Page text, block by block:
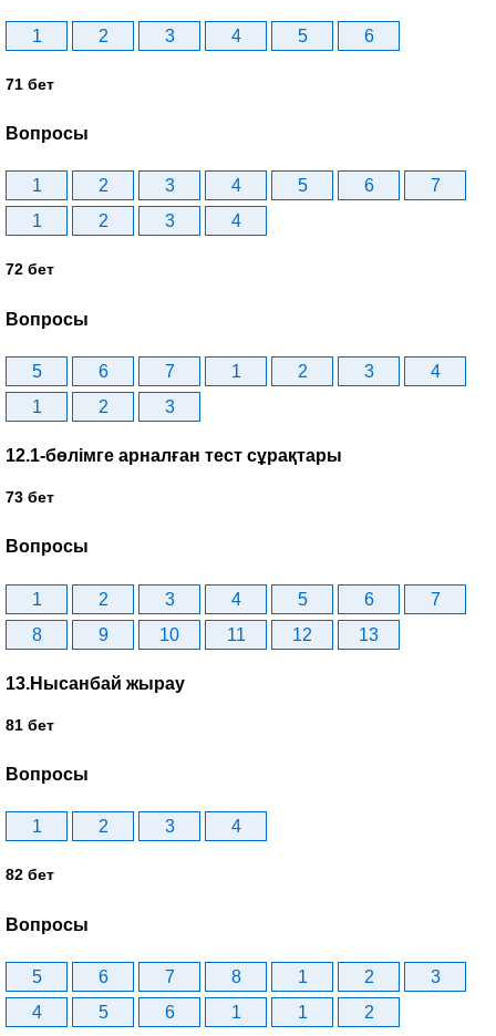
1 2 3 4 5 6
71 бет
Вопросы
1 2 3 4 5 6
7
1
2 3 4
72 бет
Вопросы
5 6 7 1 2 3
4
1
2 3
12.1-бөлімге арналған тест сұрақтары
73 бет
Вопросы
1 2 3 4 5 6
7
8
9 10 11 12 13
13.Нысанбай жырау
81 бет
Вопросы
1 2 3 4
82 бет
Вопросы
5 6 7 8 1 2
3
4
5 6 1 1 2